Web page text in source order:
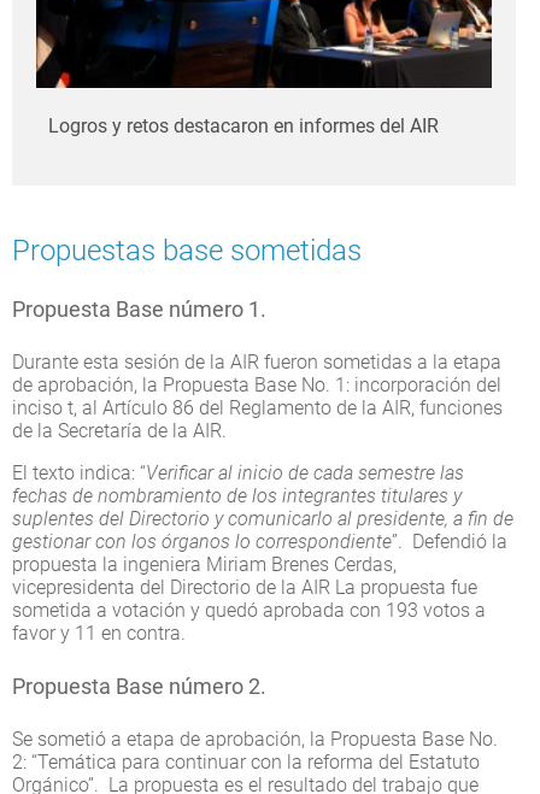
Logros y retos destacaron en informes del AIR
Propuestas base sometidas
Propuesta Base número 1.
Durante esta sesión de la AIR fueron sometidas a la etapa
de aprobación, la Propuesta Base No. 1: incorporación del
inciso t, al Artículo 86 del Reglamento de la AIR, funciones
de la Secretaría de la AIR.
El texto indica: “Verificar al inicio de cada semestre las
fechas de nombramiento de los integrantes titulares y
suplentes del Directorio y comunicarlo al presidente, a fin de
gestionar con los órganos lo correspondiente”. Defendió la
propuesta la ingeniera Miriam Brenes Cerdas,
vicepresidenta del Directorio de la AIR La propuesta fue
sometida a votación y quedó aprobada con 193 votos a
favor y 11 en contra.
Propuesta Base número 2.
Se sometió a etapa de aprobación, la Propuesta Base No.
2: “Temática para continuar con la reforma del Estatuto
Orgánico”. La propuesta es el resultado del trabajo que